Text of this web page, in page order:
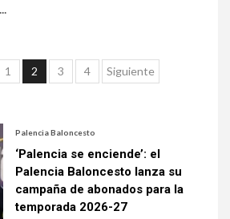
1 2 3 4 Siguiente
Palencia Baloncesto
‘Palencia se enciende’: el
Palencia Baloncesto lanza su
campaña de abonados para la
temporada 2026-27